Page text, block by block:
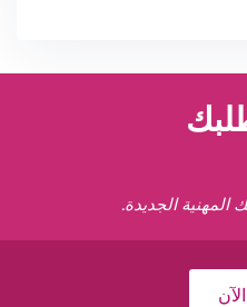
المهنية الجديدة.